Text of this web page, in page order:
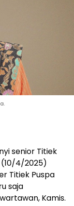
senior Titiek
(10/4/2025)
Titiek Puspa
saja
Kamis.